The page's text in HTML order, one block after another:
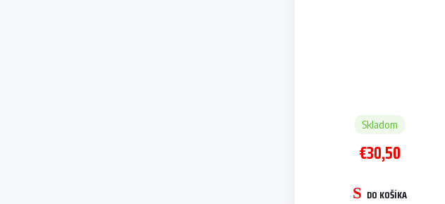
Skladom
€30,50
DO KOŠÍKA